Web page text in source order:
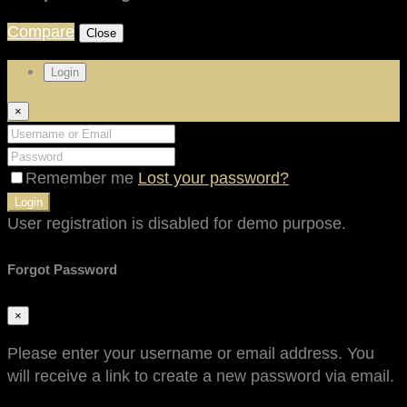
Compare Close
Login
×
Remember me Lost your password?
Login
User registration is disabled for demo purpose.
Forgot Password
×
Please enter your username or email address. You
will receive a link to create a new password via email.